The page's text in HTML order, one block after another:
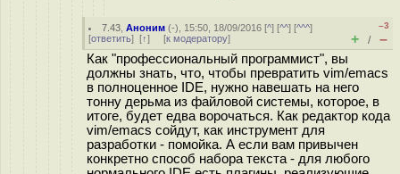
7.43 ,Аноним (-), 15:50, 18/09/2016 [^] [^^] [^^^]
[ответить] [↑] [к модератору]
–3
+ / –
Как "профессиональный программист", вы
должны знать, что, чтобы превратить vim/emacs
в полноценное IDE, нужно навешать на него
тонну дерьма из файловой системы, которое, в
итоге, будет едва ворочаться. Как редактор кода
vim/emacs сойдут, как инструмент для
разработки - помойка. А если вам привычен
конкретно способ набора текста - для любого